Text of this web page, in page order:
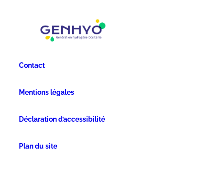
Contact
Mentions légales
Déclaration d’accessibilité
Plan du site